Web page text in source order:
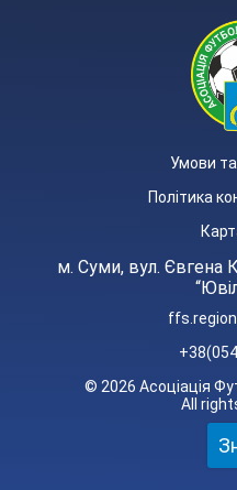
Умови
Політика
м. Суми, вул. Євгена
© 2026 Асоціація
All